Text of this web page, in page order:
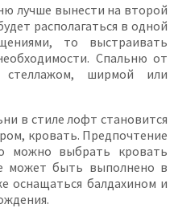
лучше вынести на второй
располагаться в одной
то выстраивать
Спальню от
ширмой или
в стиле лофт становится
кровать. Предпочтение
можно выбрать кровать
может быть выполнено в
оснащаться балдахином и